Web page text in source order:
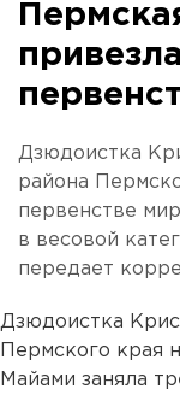
Дзюдоистка
района
первенстве
в весовой
передает
Дзюдоистка
Пермского края
Майами заняла